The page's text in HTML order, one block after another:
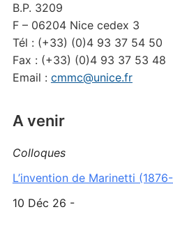
B.P. 3209
F – 06204 Nice cedex 3
Tél : (+33) (0)4 93 37 54 50
Fax : (+33) (0)4 93 37 53 48
Email : cmmc@unice.fr
A venir
Colloques
L’invention de Marinetti
10 Déc 26 -